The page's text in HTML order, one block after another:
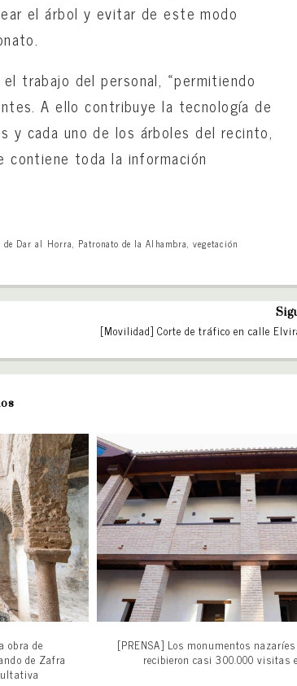
el árbol y evitar de este modo
trabajo del personal, «permitiendo
A ello contribuye la tecnología de
y cada uno de los árboles del recinto,
toda la información
de Dar al Horra, Patronato de la Alhambra, vegetación
[Movilidad] Corte de tráfico en calle
obra de
de Zafra
[PRENSA] Los monumentos
recibieron casi 300.000 visitas